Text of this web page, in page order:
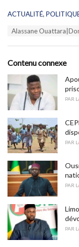
C
o
r
i
e
s
:
ACTUALITÉ,
:
Alassane
Contenu connexe
PAR
PAR
PAR
PAR